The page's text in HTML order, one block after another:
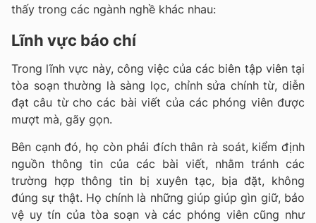
thấy trong các ngành nghề khác nhau:
Lĩnh vực báo chí
Trong lĩnh vực này, công việc của các biên tập viên tại
tòa soạn thường là sàng lọc, chỉnh sửa chính từ, diễn
đạt câu từ cho các bài viết của các phóng viên được
mượt mà, gãy gọn.
Bên cạnh đó, họ còn phải đích thân rà soát, kiểm định
nguồn thông tin của các bài viết, nhằm tránh các
trường hợp thông tin bị xuyên tạc, bịa đặt, không
đúng sự thật. Họ chính là những giúp giúp gìn giữ, bảo
vệ uy tín của tòa soạn và các phóng viên cũng như